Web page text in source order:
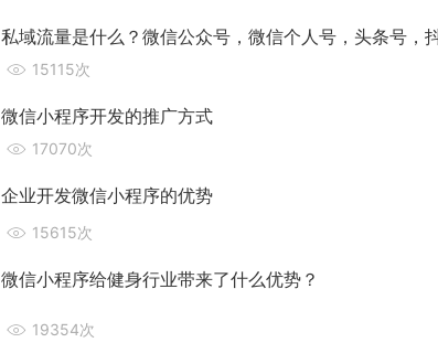
私域流量是什么？微信公众号，微信个人号，头条号，
15115次
微信小程序开发的推广方式
17070次
企业开发微信小程序的优势
15615次
微信小程序给健身行业带来了什么优势？
19354次